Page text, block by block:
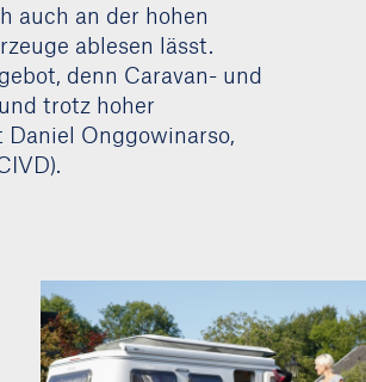
auch an der hohen
ablesen lässt.
denn Caravan- und
trotz hoher
Onggowinarso,